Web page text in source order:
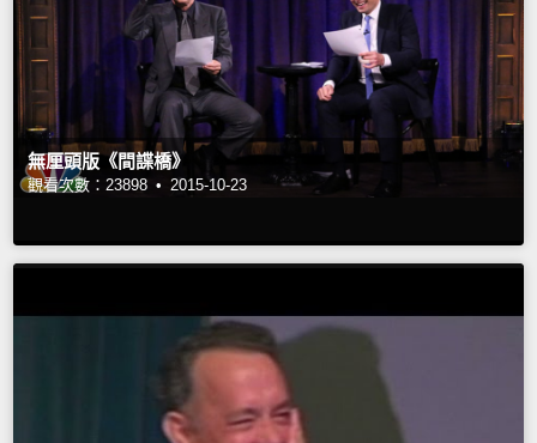
無厘頭版《間諜橋》
觀看次數：23898 • 2015-10-23